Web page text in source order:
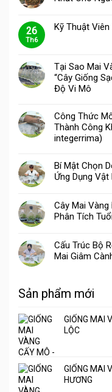
26
Th6
Kỹ Thuật
Tại Sao Mai
“Cây Giống
Độ Vi Mô
Công Thức
Thành Công
integerrima)
Bí Mật Chọn
Ứng Dụng
Cây Mai
Phân Tích
Cấu Trúc Bộ
Mai Giâm
Sản phẩm mới
GIỐNG MAI
LỘC
GIỐNG MAI
HƯƠNG